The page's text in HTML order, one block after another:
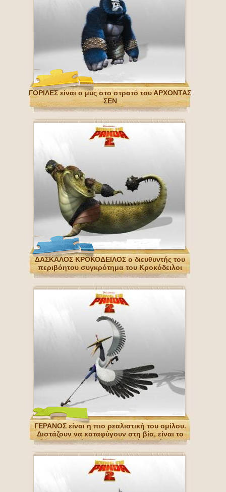
ΓΟΡΙΛΕΣ είναι ο μυς στο στρατό του ΑΡΧΟΝΤΑΣ
ΣΕΝ
ΔΑΣΚΑΛΟΣ ΚΡΟΚΟΔΕΙΛΟΣ ο διευθυντής του
περιβόητου συγκρότημα του Κροκόδειλοι
ΓΕΡΑΝΟΣ είναι η πιο ρεαλιστική του ομίλου.
Διστάζουν να καταφύγουν στη βία, είναι το
είδος του πρόσκρουση πτηνών πρώτα και
σκέφτονται συνέχεια